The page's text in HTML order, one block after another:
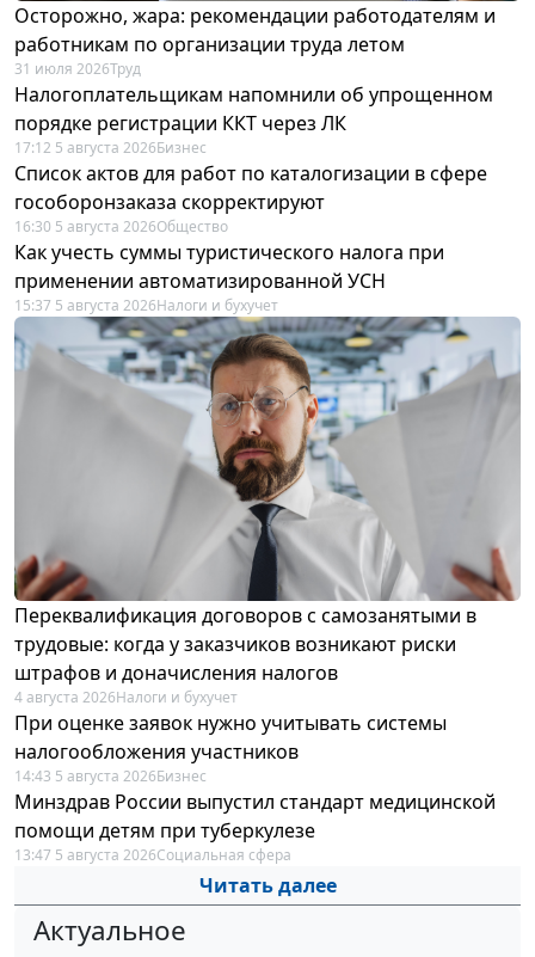
Осторожно, жара: рекомендации работодателям и
работникам по организации труда летом
31 июля 2026Труд
Налогоплательщикам напомнили об упрощенном
порядке регистрации ККТ через ЛК
17:12 5 августа 2026Бизнес
Список актов для работ по каталогизации в сфере
гособоронзаказа скорректируют
16:30 5 августа 2026Общество
Как учесть суммы туристического налога при
применении автоматизированной УСН
15:37 5 августа 2026Налоги и бухучет
Переквалификация договоров с самозанятыми в
трудовые: когда у заказчиков возникают риски
штрафов и доначисления налогов
4 августа 2026Налоги и бухучет
При оценке заявок нужно учитывать системы
налогообложения участников
14:43 5 августа 2026Бизнес
Минздрав России выпустил стандарт медицинской
помощи детям при туберкулезе
13:47 5 августа 2026Социальная сфера
Читать далее
Актуальное